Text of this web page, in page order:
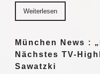
Weiterlesen
München News :
Nächstes TV-
Sawatzki